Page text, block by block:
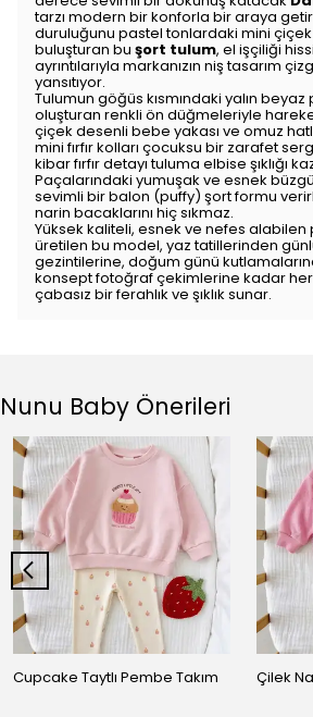
tarzı modern bir konforla bir araya
duruluğunu pastel tonlardaki mini
buluşturan bu şort tulum, el işçiliği
ayrıntılarıyla markanızın niş tasarım
yansıtıyor.
Tulumun göğüs kısmındaki yalın
oluşturan renkli ön düğmeleriyle
çiçek desenli bebe yakası ve omuz
mini fırfır kolları çocuksu bir zarafet
kibar fırfır detayı tuluma elbise şıklığı
Paçalarındaki yumuşak ve esnek
sevimli bir balon (puffy) şort formu
narin bacaklarını hiç sıkmaz.
Yüksek kaliteli, esnek ve nefes
üretilen bu model, yaz tatillerinden
gezintilerine, doğum günü
konsept fotoğraf çekimlerine kadar
çabasız bir ferahlık ve şıklık sunar.
Nunu Baby Önerileri
Cupcake Taytlı Pembe Takım